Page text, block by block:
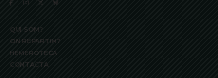
QUI SOM?
ON REPARTIM?
HEMEROTECA
CONTACTA